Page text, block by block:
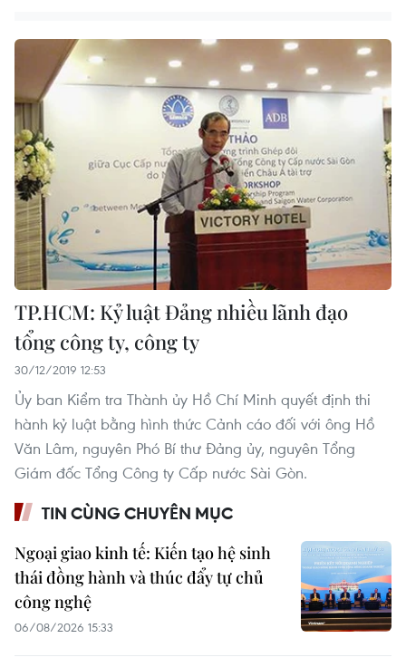
TP.HCM: Kỷ luật Đảng nhiều lãnh đạo
tổng công ty, công ty
30/12/2019 12:53
Ủy ban Kiểm tra Thành ủy Hồ Chí Minh quyết định thi
hành kỷ luật bằng hình thức Cảnh cáo đối với ông Hồ
Văn Lâm, nguyên Phó Bí thư Đảng ủy, nguyên Tổng
Giám đốc Tổng Công ty Cấp nước Sài Gòn.
TIN CÙNG CHUYÊN MỤC
Ngoại giao kinh tế: Kiến tạo hệ sinh
thái đồng hành và thúc đẩy tự chủ
công nghệ
06/08/2026 15:33